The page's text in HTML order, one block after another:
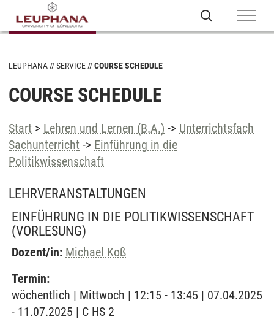
LEUPHANA SERVICE COURSE SCHEDULE
COURSE SCHEDULE
Start > Lehren und Lernen (B.A.) -> Unterrichtsfach
Sachunterricht -> Einführung in die
Politikwissenschaft
LEHRVERANSTALTUNGEN
EINFÜHRUNG IN DIE POLITIKWISSENSCHAFT
(VORLESUNG)
Dozent/in: Michael Koß
Termin:
wöchentlich | Mittwoch | 12:15 - 13:45 | 07.04.2025
- 11.07.2025 | C HS 2